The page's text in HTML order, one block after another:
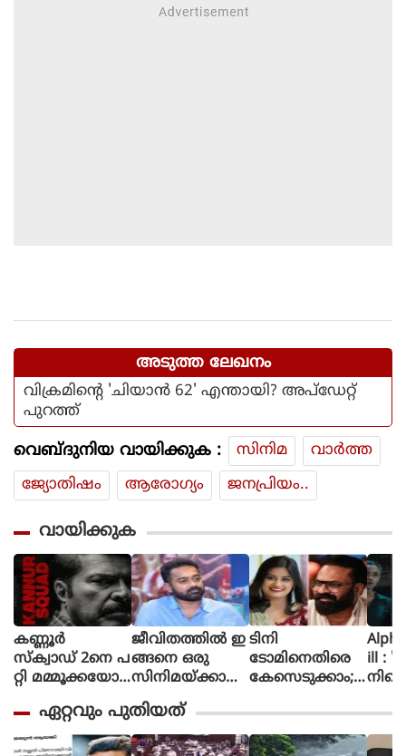
അടുത്ത ലേഖനം
വിക്രമിന്റെ 'ചിയാന്‍ 62' എന്തായി? അപ്‌ഡേറ്റ്
പുറത്ത്
വെബ്ദുനിയ വായിക്കുക : സിനിമ
വാര്‍ത്ത
ജ്യോതിഷം
ആരോഗ്യം ജനപ്രിയം..
വായിക്കുക
കണ്ണൂർ
സ്ക്വാഡ് 2നെ പ
റ്റി മമ്മൂക്കയോട്
രും.. സമയ
മെടുക്കും :
ജീവിതത്തിൽ ഇ
ങ്ങനെ ഒരു
സിനിമയ്ക്കായി
പ
ണി
യെടുത്തിട്ടില്ല,
ടിനി
ടോമിനെതിരെ
കേസെടുക്കാം;
പരാതിയിൽ
കോടതി നിർ
Alpha The
ill : '
ഏറ്റവും പുതിയത്